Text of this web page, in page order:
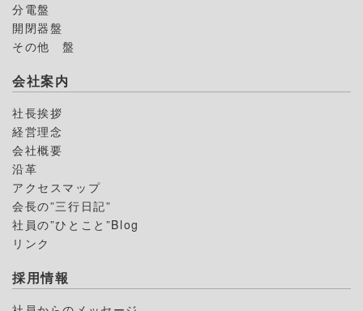
分電盤
開閉器盤
その他 盤
会社案内
社長挨拶
経営理念
会社概要
沿革
アクセスマップ
会長の”三行日記”
社員の”ひとこと”Blog
リンク
採用情報